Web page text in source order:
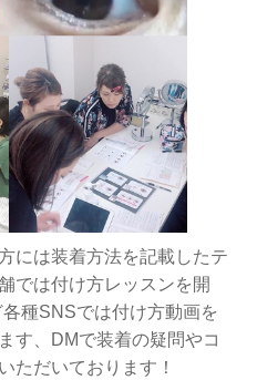
には装着方法を記載したテ
では付け方レッスンを開
種SNSでは付け方動画を
す、DMで装着の疑問やコ
ただいております！